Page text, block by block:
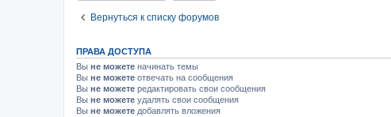
Вернуться к списку форумов
ПРАВА ДОСТУПА
Вы не можете начинать темы
Вы не можете отвечать на сообщения
Вы не можете редактировать свои сообщения
Вы не можете удалять свои сообщения
Вы не можете добавлять вложения